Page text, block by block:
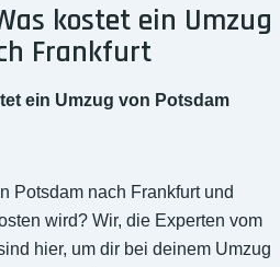
kostet ein Umzug
Frankfurt
ein Umzug von Potsdam
Potsdam nach Frankfurt und
wird? Wir, die Experten vom
hier, um dir bei deinem Umzug